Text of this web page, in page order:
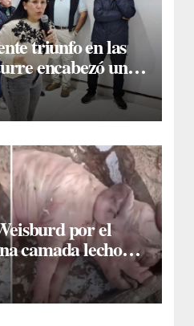
triunfo en las
encabezó un
y dirigentes
por el
camada lechones